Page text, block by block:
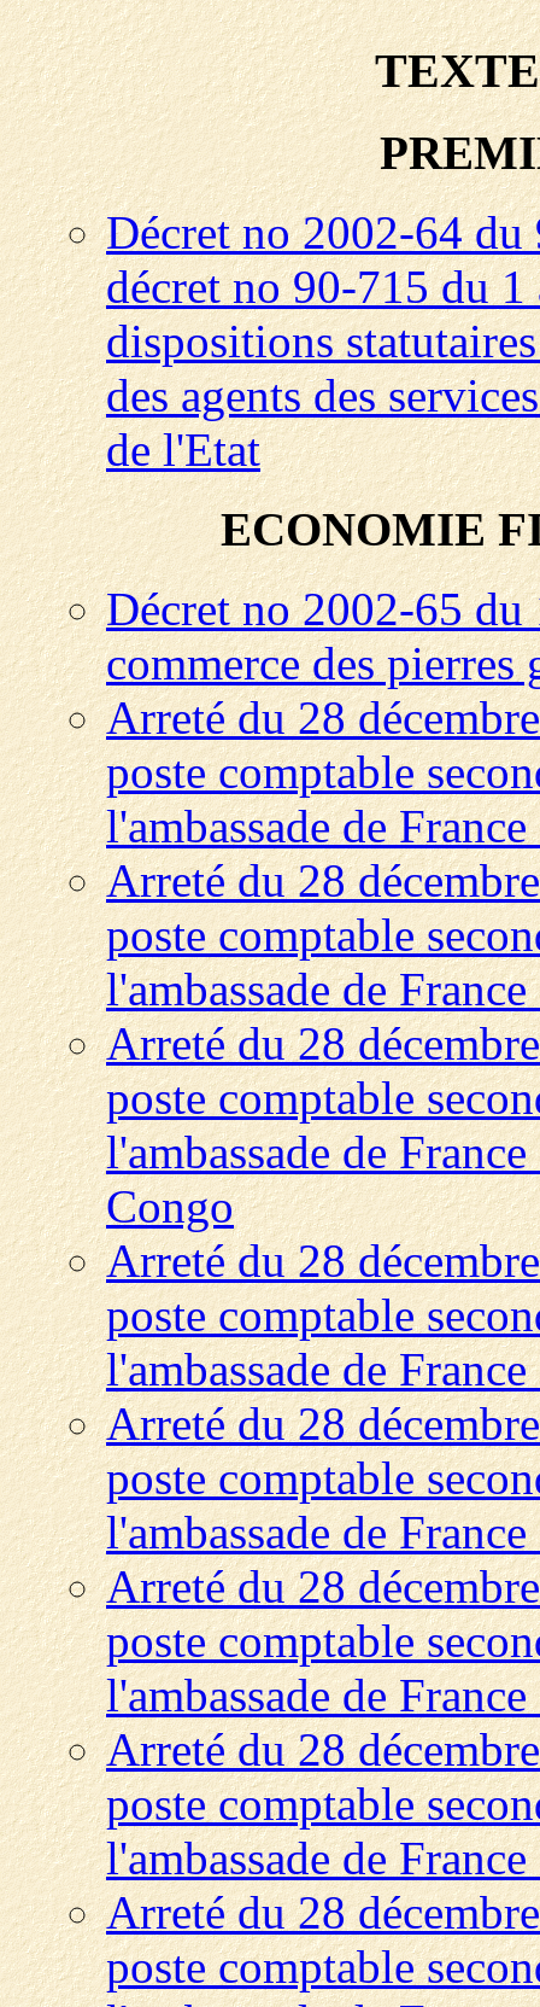
Décret no 2002-64
décret no 90-715 du
dispositions
des agents des
de l'Etat
ECONOMIE
Décret no 2002-65
commerce des pierres
Arreté du 28
poste comptable
l'ambassade de
Arreté du 28
poste comptable
l'ambassade de
Arreté du 28
poste comptable
l'ambassade de
Congo
Arreté du 28
poste comptable
l'ambassade de
Arreté du 28
poste comptable
l'ambassade de
Arreté du 28
poste comptable
l'ambassade de
Arreté du 28
poste comptable
l'ambassade de
Arreté du 28
poste comptable